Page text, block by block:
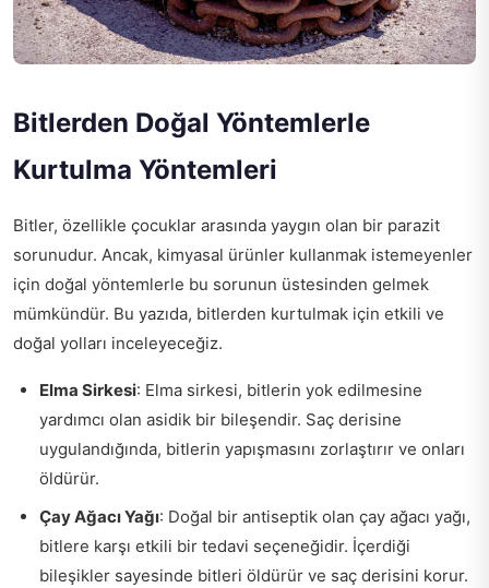
Bitlerden Doğal Yöntemlerle
Kurtulma Yöntemleri
Bitler, özellikle çocuklar arasında yaygın olan bir parazit
sorunudur. Ancak, kimyasal ürünler kullanmak istemeyenler
için doğal yöntemlerle bu sorunun üstesinden gelmek
mümkündür. Bu yazıda, bitlerden kurtulmak için etkili ve
doğal yolları inceleyeceğiz.
Elma Sirkesi: Elma sirkesi, bitlerin yok edilmesine
yardımcı olan asidik bir bileşendir. Saç derisine
uygulandığında, bitlerin yapışmasını zorlaştırır ve onları
öldürür.
Çay Ağacı Yağı: Doğal bir antiseptik olan çay ağacı yağı,
bitlere karşı etkili bir tedavi seçeneğidir. İçerdiği
bileşikler sayesinde bitleri öldürür ve saç derisini korur.